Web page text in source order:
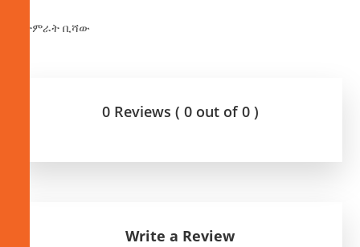
በታምራት ቢሻው
0 Reviews ( 0 out of 0 )
Write a Review